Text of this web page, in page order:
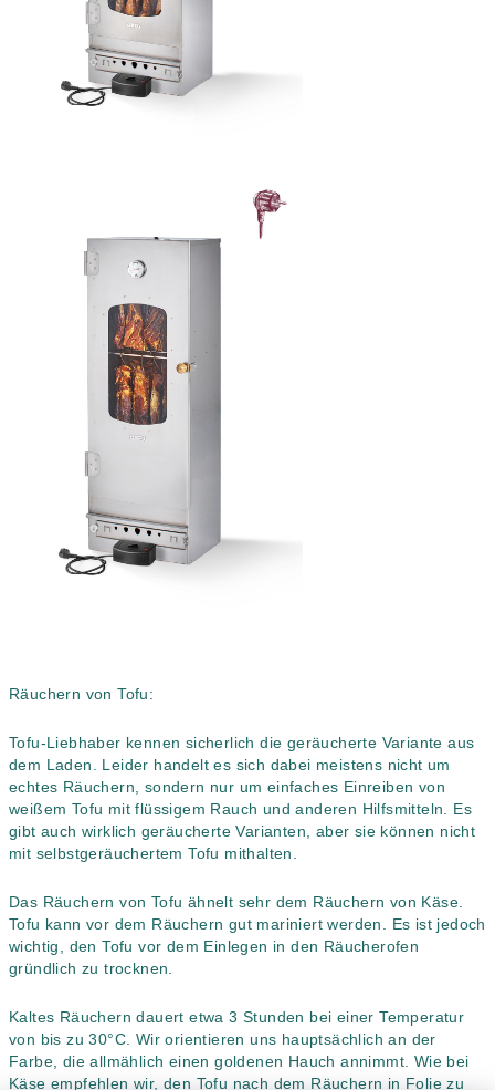
Räuchern von Tofu:
Tofu-Liebhaber kennen sicherlich die geräucherte Variante aus
dem Laden. Leider handelt es sich dabei meistens nicht um
echtes Räuchern, sondern nur um einfaches Einreiben von
weißem Tofu mit flüssigem Rauch und anderen Hilfsmitteln. Es
gibt auch wirklich geräucherte Varianten, aber sie können nicht
mit selbstgeräuchertem Tofu mithalten.
Das Räuchern von Tofu ähnelt sehr dem Räuchern von Käse.
Tofu kann vor dem Räuchern gut mariniert werden. Es ist jedoch
wichtig, den Tofu vor dem Einlegen in den Räucherofen
gründlich zu trocknen.
Kaltes Räuchern dauert etwa 3 Stunden bei einer Temperatur
von bis zu 30°C. Wir orientieren uns hauptsächlich an der
Farbe, die allmählich einen goldenen Hauch annimmt. Wie bei
Käse empfehlen wir, den Tofu nach dem Räuchern in Folie zu